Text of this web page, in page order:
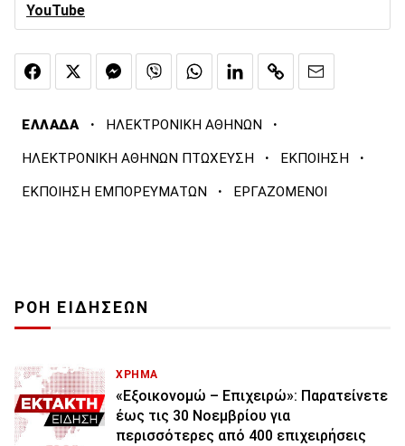
YouTube
ΕΛΛΑΔΑ · ΗΛΕΚΤΡΟΝΙΚΗ ΑΘΗΝΩΝ ·
ΗΛΕΚΤΡΟΝΙΚΗ ΑΘΗΝΩΝ ΠΤΩΧΕΥΣΗ · ΕΚΠΟΙΗΣΗ ·
ΕΚΠΟΙΗΣΗ ΕΜΠΟΡΕΥΜΑΤΩΝ · ΕΡΓΑΖΟΜΕΝΟΙ
ΡΟΗ ΕΙΔΗΣΕΩΝ
ΧΡΗΜΑ
«Εξοικονομώ – Επιχειρώ»: Παρατείνετε
έως τις 30 Νοεμβρίου για
περισσότερες από 400 επιχειρήσεις